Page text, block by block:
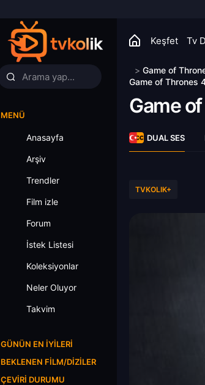
Keşfet Tv
MENÜ
Anasayfa
Arşiv
Trendler
Film izle
Forum
İstek Listesi
Koleksiyonlar
Neler Oluyor
Takvim
GÜNÜN EN İYILERI
BEKLENEN FILM/DIZILER
ÇEVIRI DURUMU
> Game of
Game of Thrones
Game
DUAL SES
TVKOLIK+